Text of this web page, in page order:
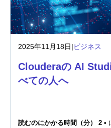
2025年11月18日|ビジネス
Clouderaの AI
べての人へ
読むのにかかる時間（分） 2 •